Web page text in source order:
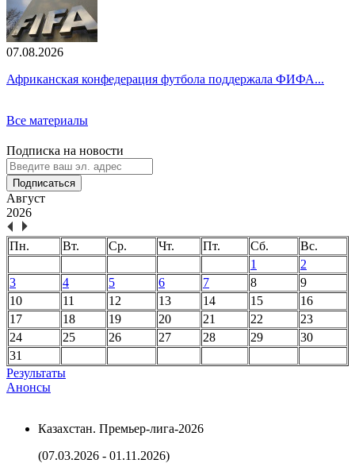
07.08.2026
Африканская конфедерация футбола поддержала ФИФА...
Все материалы
Подписка на новости
Подписаться
Август
2026
Пн. Вт. Ср. Чт. Пт. Сб.
Вс.
1
2
3
4 5 6 7 8
9
10
11 12 13 14 15
16
17
18 19 20 21 22
23
24
25 26 27 28 29
30
31
Результаты
Анонсы
Казахстан. Премьер-лига-2026
(07.03.2026 - 01.11.2026)